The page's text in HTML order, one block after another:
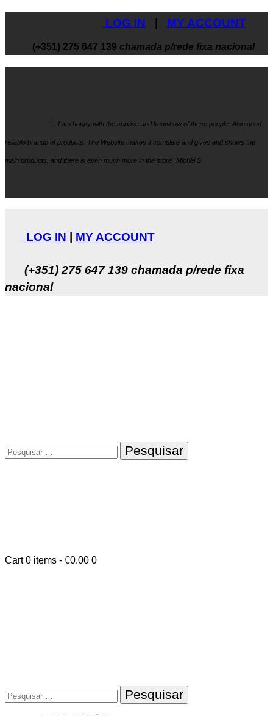
LOG IN MY ACCOUNT
(+351) 275 647 139 chamada p/rede fixa nacional
".. I am happy with the service and knowhow of these people. Also good
reliable brands of products. The Website makes it complete and gives and shows the
main products, and there is even much more in the store" Michël S
LOG IN MY ACCOUNT
(+351) 275 647 139 chamada p/rede fixa
nacional
Pesquisar
por:
Cart 0 items - €0.00 0
Pesquisar
por: